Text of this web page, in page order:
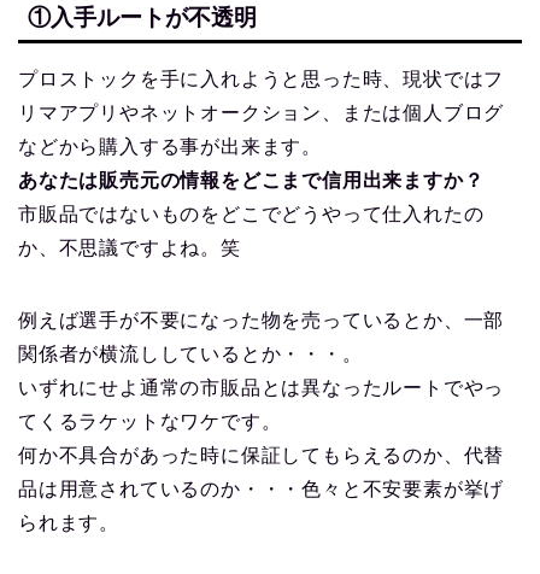
①入手ルートが不透明
プロストックを手に入れようと思った時、現状ではフ
リマアプリやネットオークション、または個人ブログ
などから購入する事が出来ます。
あなたは販売元の情報をどこまで信用出来ますか？
市販品ではないものをどこでどうやって仕入れたの
か、不思議ですよね。笑
例えば選手が不要になった物を売っているとか、一部
関係者が横流ししているとか・・・。
いずれにせよ通常の市販品とは異なったルートでやっ
てくるラケットなワケです。
何か不具合があった時に保証してもらえるのか、代替
品は用意されているのか・・・色々と不安要素が挙げ
られます。